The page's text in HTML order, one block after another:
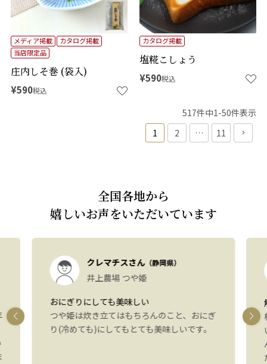
庄内しそ巻 (袋入)
メディア掲載
カタログ掲載
当店限定品
¥590税込
塩糀こしょう
カタログ掲載
¥590税込
517件中1 -50件表示
1
2 … 11
全国各地から
嬉しいお声をいただいています
クレマチスさん（静岡県）
井上農場 つや姫
おにぎりにしても美味しい
つや姫は炊き立てはもちろんのこと、おにぎ
り(冷めても)にしてもとても美味しいです。